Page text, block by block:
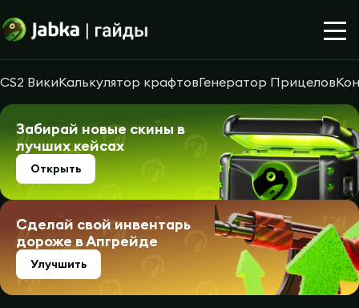
CS2 ВикиКалькулятор крафтовГенератор Прицелов
Забирай новые скины в
лучших кейсах
Открыть
Сделай свой инвентарь
дороже в Апгрейде
Улучшить